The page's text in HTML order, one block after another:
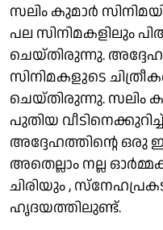
സലിം കുമാര്‍
പല സിനിമകളിലും
ചെയ്തിരുന്നു.
സിനിമകളുടെ
ചെയ്തിരുന്നു. സലിം
പുതിയ
അദ്ദേഹത്തിന്റെ ഒരു
അതെല്ലാം നല്ല
ചിരിയും ,
ഹൃദയത്തിലുണ്ട്.